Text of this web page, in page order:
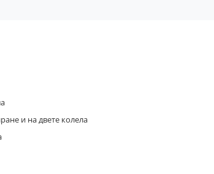
и на двете колела